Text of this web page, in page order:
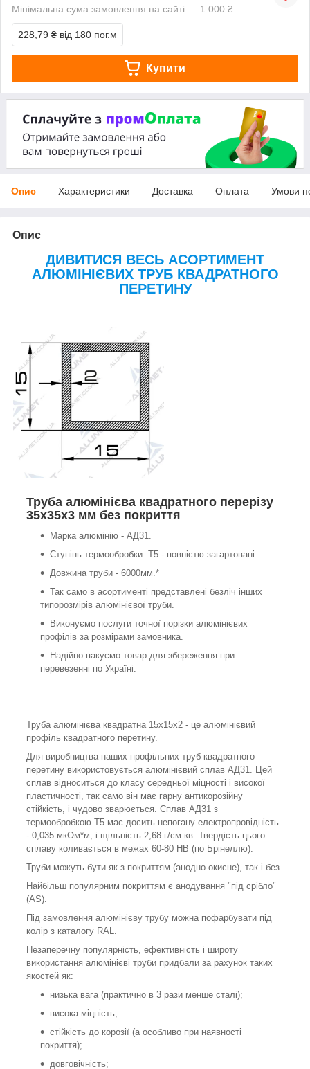
Мінімальна сума замовлення на сайті — 1 000 ₴
228,79 ₴ від 180 пог.м
Купити
Опис Характеристики Доставка Оплата Умови
Опис
ДИВИТИСЯ ВЕСЬ АСОРТИМЕНТ
АЛЮМІНІЄВИХ ТРУБ КВАДРАТНОГО
ПЕРЕТИНУ
Труба алюмінієва квадратного перерізу
35х35х3 мм без покриття
Марка алюмінію - АД31.
Ступінь термообробки: Т5 - повністю загартовані.
Довжина труби - 6000мм.*
Так само в асортименті представлені безліч інших
типорозмірів алюмінієвої труби.
Виконуємо послуги точної порізки алюмінієвих
профілів за розмірами замовника.
Надійно пакуємо товар для збереження при
перевезенні по Україні.
Труба алюмінієва квадратна 15х15х2 - це алюмінієвий
профіль квадратного перетину.
Для виробництва наших профільних труб квадратного
перетину використовується алюмінієвий сплав АД31. Цей
сплав відноситься до класу середньої міцності і високої
пластичності, так само він має гарну антикорозійну
стійкість, і чудово зварюється. Сплав АД31 з
термообробкою Т5 має досить непогану електропровідність
- 0,035 мкОм*м, і щільність 2,68 г/см.кв. Твердість цього
сплаву коливається в межах 60-80 НВ (по Брінеллю).
Труби можуть бути як з покриттям (анодно-окисне), так і без.
Найбільш популярним покриттям є анодування "під срібло"
(AS).
Під замовлення алюмінієву трубу можна пофарбувати під
колір з каталогу RAL.
Незаперечну популярність, ефективність і широту
використання алюмінієві труби придбали за рахунок таких
якостей як:
низька вага (практично в 3 рази менше сталі);
висока міцність;
стійкість до корозії (а особливо при наявності
покриття);
довговічність;